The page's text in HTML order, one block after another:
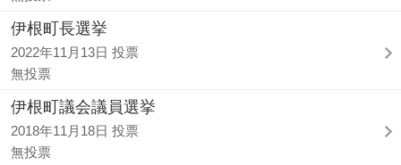
伊根町長選挙
2022年11月13日 投票
無投票
伊根町議会議員選挙
2018年11月18日 投票
無投票